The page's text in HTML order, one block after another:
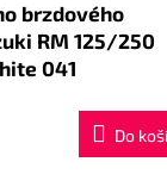
brzdového
RM 125/250
041
Do